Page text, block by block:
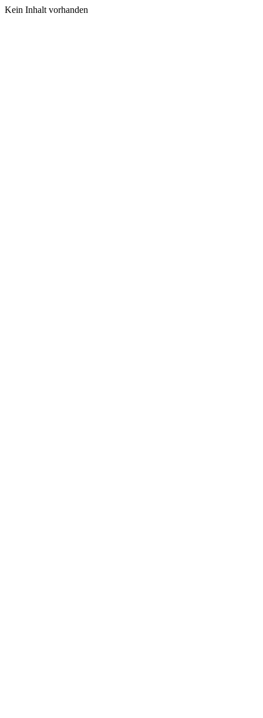
Kein Inhalt vorhanden